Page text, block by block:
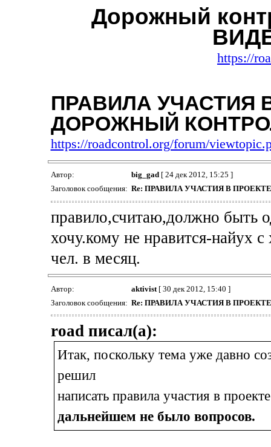
Дорожный
https://
ПРАВИЛА УЧАСТИЯ
ДОРОЖНЫЙ
https://roadcontrol.org/forum/
Автор: big_gad[ 24 дек 2012, 15:25 ]
Заголовок сообщения: Re: ПРАВИЛА УЧАСТИЯ В
правило,считаю,должно быть
хочу.кому не нравится-найух
чел. в месяц.
Автор: aktivist[ 30 дек 2012, 15:40 ]
Заголовок сообщения: Re: ПРАВИЛА УЧАСТИЯ В
road писал(а):
Итак, поскольку тема уже давно
решил
написать правила участия в
дальнейшем не было вопросов.